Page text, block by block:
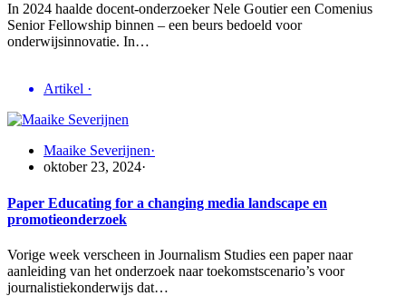
In 2024 haalde docent-onderzoeker Nele Goutier een Comenius
Senior Fellowship binnen – een beurs bedoeld voor
onderwijsinnovatie. In…
Artikel ·
Maaike Severijnen·
oktober 23, 2024·
Paper Educating for a changing media landscape en
promotieonderzoek
Vorige week verscheen in Journalism Studies een paper naar
aanleiding van het onderzoek naar toekomstscenario’s voor
journalistiekonderwijs dat…